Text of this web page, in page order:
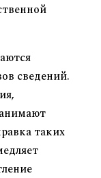
сведений.
таких